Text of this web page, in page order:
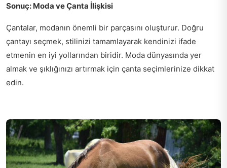
Sonuç: Moda ve Çanta İlişkisi
Çantalar, modanın önemli bir parçasını oluşturur. Doğru
çantayı seçmek, stilinizi tamamlayarak kendinizi ifade
etmenin en iyi yollarından biridir. Moda dünyasında yer
almak ve şıklığınızı artırmak için çanta seçimlerinize dikkat
edin.